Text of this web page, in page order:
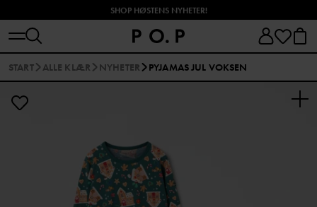
SHOP HØSTENS NYHETER!
START ALLE KLÆR NYHETER PYJAMAS JUL VOKSEN